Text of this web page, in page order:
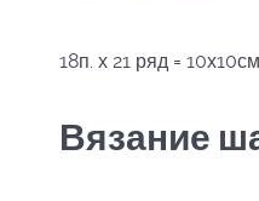
18п. х 21 ряд = 10х10см
Вязание